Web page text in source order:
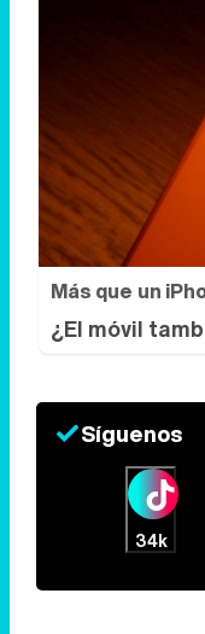
Más que un
¿El móvil
Síguenos
34k